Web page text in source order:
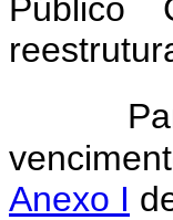
Público
Anexo I